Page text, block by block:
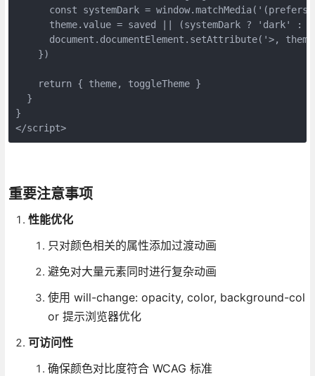
const systemDark =
theme.value = saved || (systemDark ? 'dark' :
document.documentElement.setAttribute('>,
    })
    return { theme, toggleTheme }
  }
}
</script>
重要注意事项
性能优化
只对颜色相关的属性添加过渡动画
避免对大量元素同时进行复杂动画
使用 will-change: opacity, color, background-col
or 提示浏览器优化
可访问性
确保颜色对比度符合 WCAG 标准